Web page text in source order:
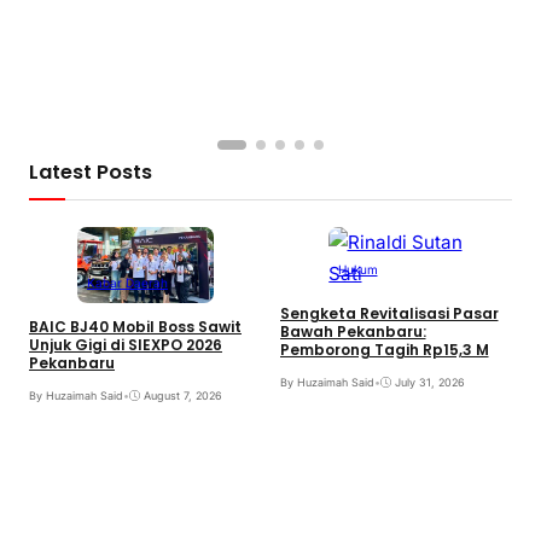
Latest Posts
Kabar Daerah
BAIC BJ40 Mobil Boss Sawit
Unjuk Gigi di SIEXPO 2026
Pekanbaru
By Huzaimah Said• August 7, 2026
Hukum
Sengketa Revitalisasi Pasar
Bawah Pekanbaru:
Pemborong Tagih Rp15,3 M
By Huzaimah Said• July 31, 2026